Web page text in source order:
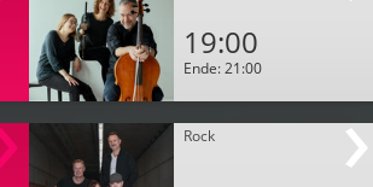
19:00
Ende: 21:00
Rock